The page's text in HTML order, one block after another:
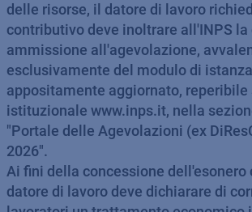
delle risorse, il datore di lavoro
contributivo deve inoltrare all'INPS la
ammissione all'agevolazione,
esclusivamente del modulo di
appositamente aggiornato, reperibile
istituzionale www.inps.it, nella
"Portale delle Agevolazioni (ex
2026".
Ai fini della concessione dell'esonero
datore di lavoro deve dichiarare di